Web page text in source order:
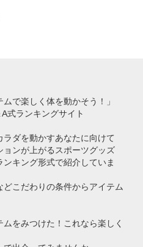
ムで楽しく体を動かそう！」
式ランキングサイト
ダを動かすあなたに向けて
ョンが上がるスポーツグッズ
キング形式で紹介していま
こだわりの条件からアイテム
ムをみつけた！これなら楽しく